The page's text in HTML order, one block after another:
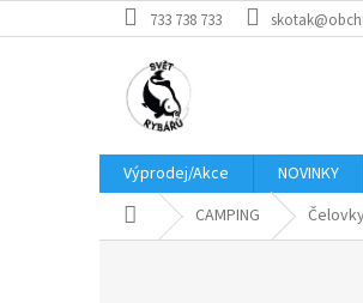
na
733 738 733
Výprodej/Akce NOVINKY
Domů CAMPING